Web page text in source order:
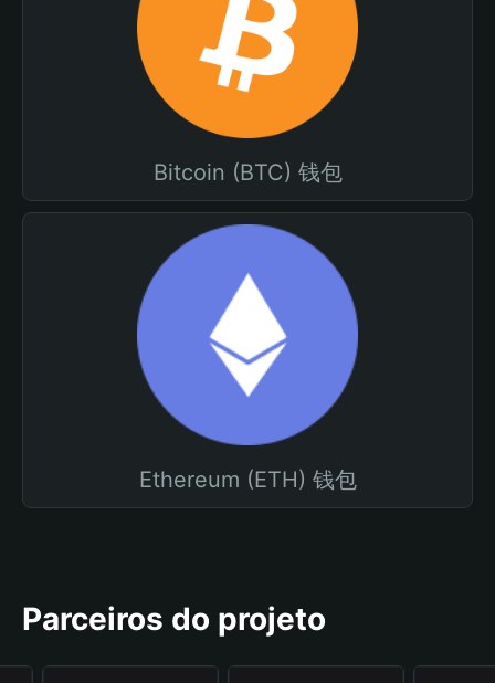
Bitcoin (BTC) 钱包
Ethereum (ETH) 钱包
Parceiros do projeto